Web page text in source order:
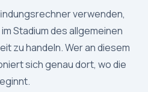
verwenden,
Stadium des allgemeinen
zu handeln. Wer an diesem
sich genau dort, wo die